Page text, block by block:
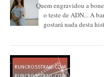
Quem engravidou a
o teste de ADN... A
gostará nada desta